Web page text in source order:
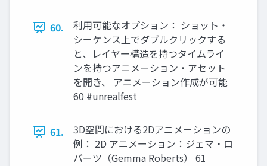
60.
利用可能なオプション： ショット・
シーケンス上でダブルクリックする
と、レイヤー構造を持つタイムライ
ンを持つアニメーション・アセット
を開き、 アニメーション作成が可能
60 #unrealfest
61.
3D空間における2Dアニメーションの
例： 2D アニメーション：ジェマ・ロ
バーツ（Gemma Roberts） 61